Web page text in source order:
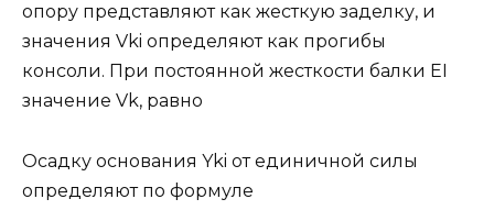
опору представляют как же­сткую заделку, и
значения Vki определяют как прогибы
консоли. При посто­янной жесткости балки EI
значение Vk, равно
Осадку основания Yki от единичной силы
определяют по формуле